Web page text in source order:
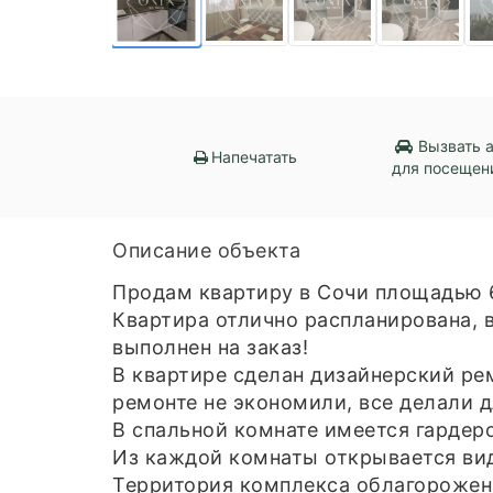
Напечатать
Вызвать
для
Описание объекта
Продам квартиру в Сочи
Квартира отлично
выполнен на заказ!
В квартире сделан дизайнерский
ремонте не экономили, все делали
В спальной комнате имеется
Из каждой комнаты открывается
Территория комплекса